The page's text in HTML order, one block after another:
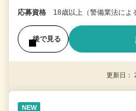
応募資格 18歳以上（警備業法によ
後で見る
更新日：
NEW